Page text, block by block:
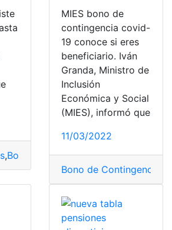
,Bono de Desarrollo Humano,Cédula
MIES bono de
contingencia covid-
19 conoce si eres
beneficiario. Iván
Granda, Ministro de
Inclusión
Económica y Social
(MIES), informó que
11/03/2022
Bono de Contingencia